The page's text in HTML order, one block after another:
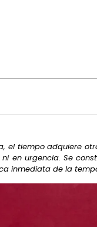
el tiempo adquiere
en urgencia. Se
inmediata de la